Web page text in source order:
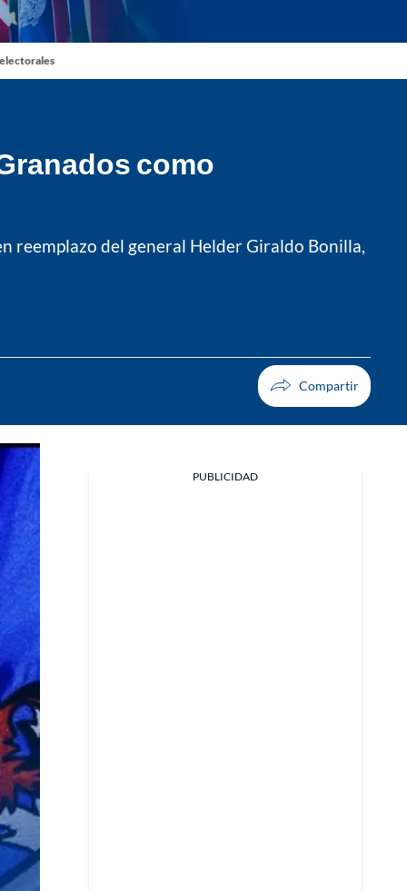
como
reemplazo del general Helder Giraldo Bonilla,
PUBLICIDAD